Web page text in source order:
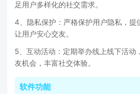
足用户多样化的社交需求。
4、隐私保护：严格保护用户隐私，提
让用户安心交友。
5、互动活动：定期举办线上线下活动
友机会，丰富社交体验。
软件功能